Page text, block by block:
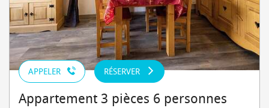
APPELER RÉSERVER
Appartement 3 pièces 6 personnes